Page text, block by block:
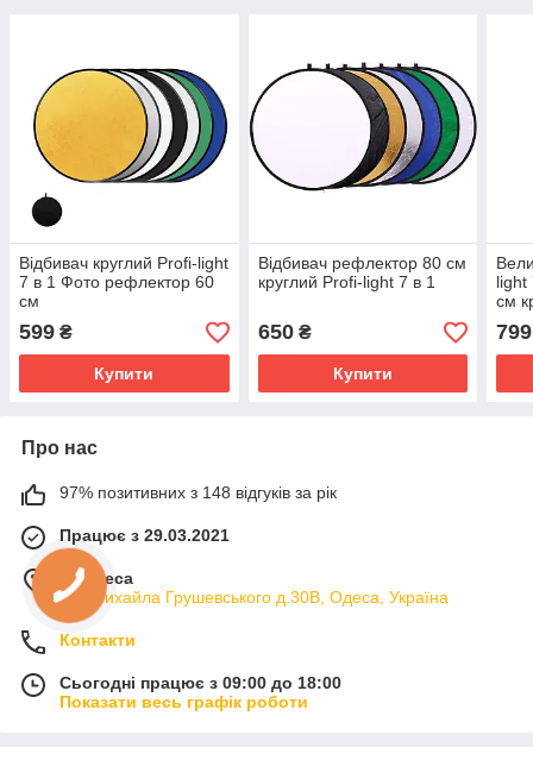
Відбивач круглий Profi-light
7 в 1 Фото рефлектор 60
см
599 ₴
Купити
Відбивач рефлектор 80 см
круглий Profi-light 7 в 1
650₴
Купити
light
см
799
Про нас
97% позитивних з 148 відгуків за рік
Працює з 29.03.2021
м. Одеса
вул.Михайла Грушевського д.30В, Одеса, Україна
Контакти
Сьогодні працює з 09:00 до 18:00
Показати весь графік роботи